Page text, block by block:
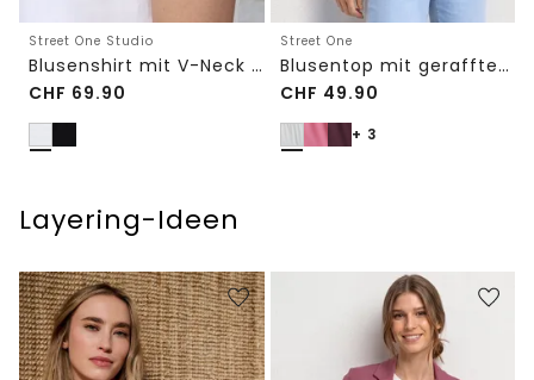
Street One Studio
Blusenshirt mit V-Neck und Spitze
CHF 69.90
Street One
Blusentop mit gerafftem Rundhals
CHF 49.90
+ 3
Layering-Ideen